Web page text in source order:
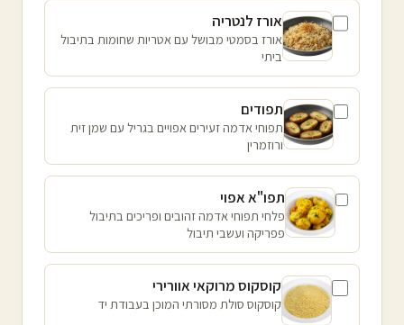
אורז לנטריה
אורז בסמטי מבושל עם אטריות שחומות בתיבול
ביתי
תפודים
תפוחי אדמה זעירים אפויים בגריל עם שמן זית
ורוזמרין
תפו"א אפוי
פלחי תפוחי אדמה זהובים ופריכים בתיבול
פפריקה ועשבי תיבול
קוסקוס מרוקאי אוורירי
קוסקוס סולת מסורתי המוכן בעבודת יד